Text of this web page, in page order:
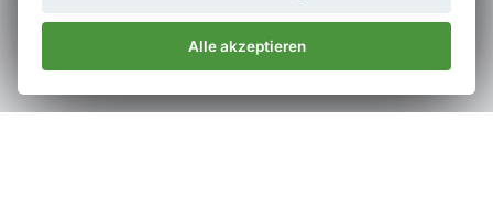
Impressum
Alle akzeptieren